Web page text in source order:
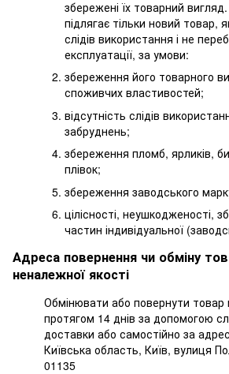
збережені їх товарний
підлягає тільки новий товар,
слідів використання і не
експлуатації, за умови:
збереження його товарного
споживчих властивостей;
відсутність слідів
забруднень;
збереження пломб, ярликів,
плівок;
збереження заводського
цілісності, неушкодженості,
частин індивідуальної
Адреса повернення чи обміну
неналежної якості
Обмінювати або повернути
протягом 14 днів за допомогою
доставки або самостійно за
Київська область, Київ, вулиця
01135